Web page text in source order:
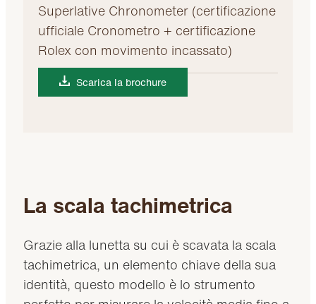
Superlative Chronometer (certificazione
ufficiale Cronometro + certificazione
Rolex con movimento incassato)
Scarica la brochure
La scala tachimetrica
Grazie alla lunetta su cui è scavata la scala
tachimetrica, un elemento chiave della sua
identità, questo modello è lo strumento